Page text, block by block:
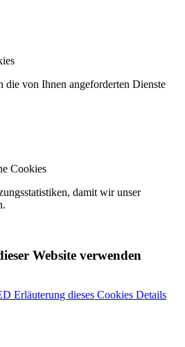
die von Ihnen angeforderten Dienste
Cookies
damit wir unser
Website verwenden
Erläuterung dieses Cookies Details